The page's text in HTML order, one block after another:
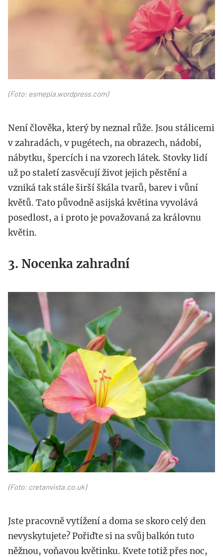
(Foto: esmepia.wordpress.com)
Není člověka, který by neznal růže. Jsou stálicemi
v zahradách, v pugétech, na obrazech, nádobí,
nábytku, špercích i na vzorech látek. Stovky lidí
už po staletí zasvěcují život jejich pěstění a
vzniká tak stále širší škála tvarů, barev i vůní
květů. Tato původně asijská květina vyvolává
posedlost, a i proto je považovaná za královnu
květin.
3. Nocenka zahradní
mirabilis.jpg
(Foto: cretanvista.co.uk)
Jste pracovně vytížení a doma se skoro celý den
nevyskytujete? Pořiďte si na svůj balkón tuto
něžnou, voňavou květinku. Kvete totiž přes noc,